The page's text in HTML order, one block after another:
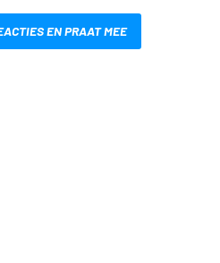
EN PRAAT MEE